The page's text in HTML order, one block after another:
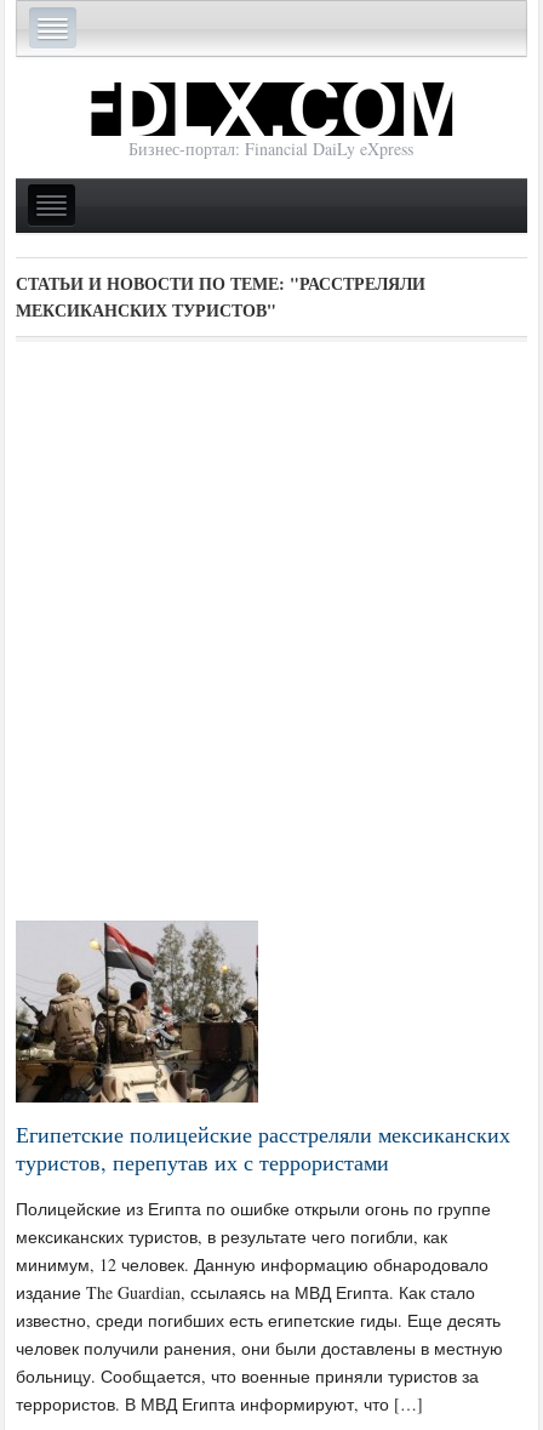
Бизнес-портал: Financial DaiLy eXpress
СТАТЬИ И НОВОСТИ ПО ТЕМЕ: "РАССТРЕЛЯЛИ
МЕКСИКАНСКИХ ТУРИСТОВ"
Египетские полицейские расстреляли мексиканских
туристов, перепутав их с террористами
Полицейские из Египта по ошибке открыли огонь по группе
мексиканских туристов, в результате чего погибли, как
минимум, 12 человек. Данную информацию обнародовало
издание The Guardian, ссылаясь на МВД Египта. Как стало
известно, среди погибших есть египетские гиды. Еще десять
человек получили ранения, они были доставлены в местную
больницу. Сообщается, что военные приняли туристов за
террористов. В МВД Египта информируют, что […]